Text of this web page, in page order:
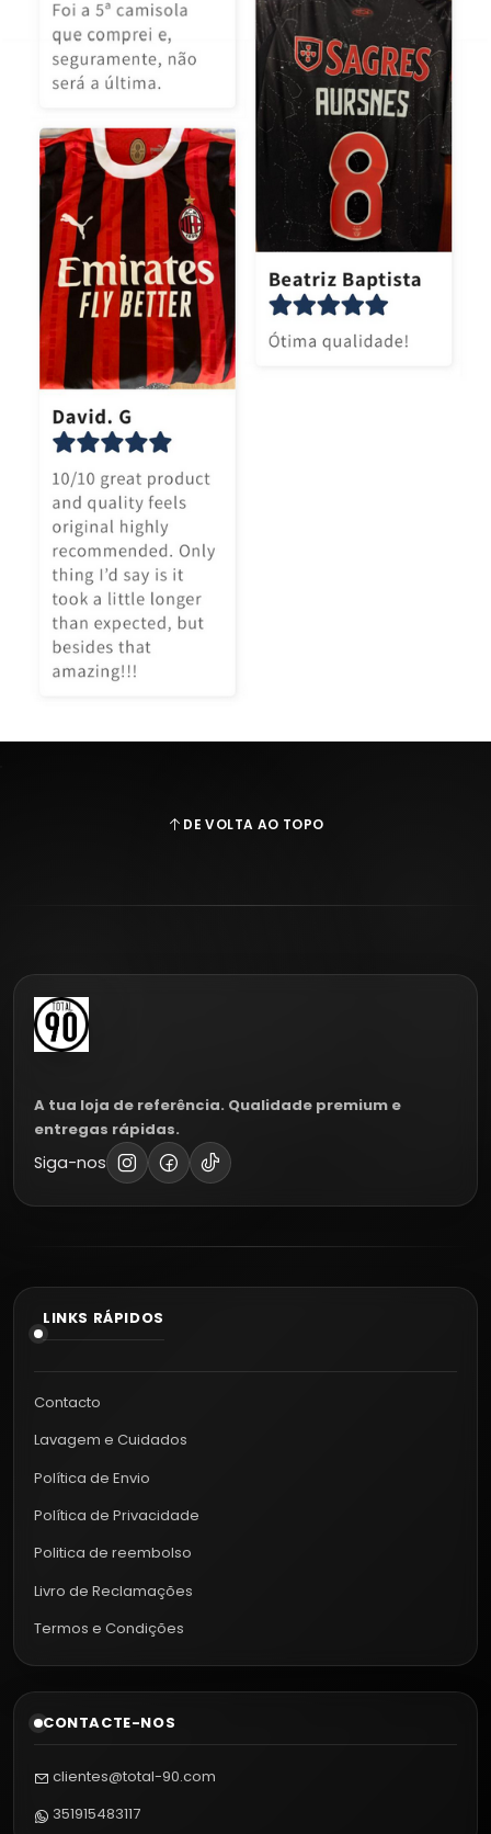
DE VOLTA AO TOPO
A tua loja de referência. Qualidade premium e
entregas rápidas.
Siga-nos
LINKS RÁPIDOS
Contacto
Lavagem e Cuidados
Política de Envio
Política de Privacidade
Politica de reembolso
Livro de Reclamações
Termos e Condições
CONTACTE-NOS
clientes@total-90.com
351915483117